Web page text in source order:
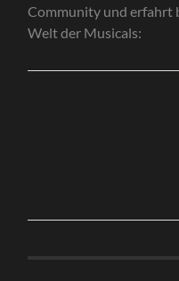
Community und erfahrt
Welt der Musicals: